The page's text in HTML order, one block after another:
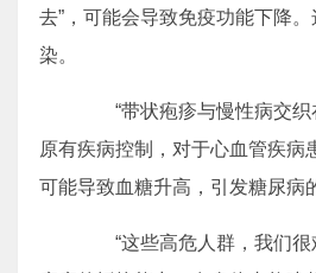
去”，可能会导致免疫功能下降
染。
“带状疱疹与慢性病交织
原有疾病控制，对于心血管疾
可能导致血糖升高，引发糖尿病
“这些高危人群，我们很